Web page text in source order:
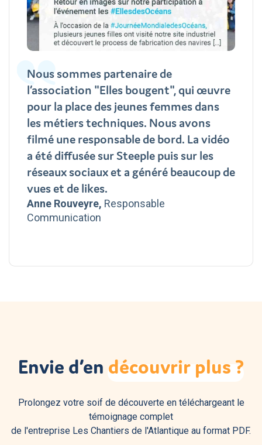
Nous sommes partenaire de
l’association "Elles bougent", qui œuvre
pour la place des jeunes femmes dans
les métiers techniques. Nous avons
filmé une responsable de bord. La vidéo
a été diffusée sur Steeple puis sur les
réseaux sociaux et a généré beaucoup de
vues et de likes.
Anne Rouveyre, Responsable
Communication
Envie d’en découvrir plus ?
Prolongez votre soif de découverte en téléchargeant le
témoignage complet
de l'entreprise Les Chantiers de l'Atlantique au format PDF.